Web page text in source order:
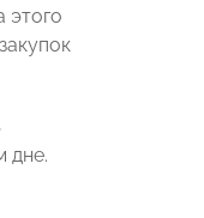
этого
дне.